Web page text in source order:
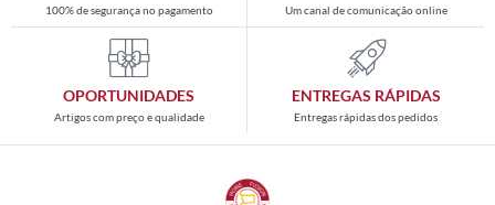
100% de segurança no pagamento Um canal de comunicação online
OPORTUNIDADES
Artigos com preço e qualidade
ENTREGAS RÁPIDAS
Entregas rápidas dos pedidos